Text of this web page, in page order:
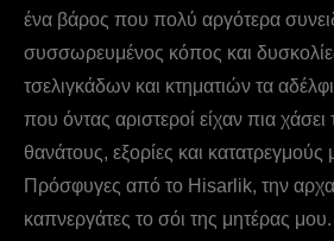
ένα βάρος που πολύ αργότερα
συσσωρευμένος κόπος και
τσελιγκάδων και κτηματιών τα
που όντας αριστεροί είχαν πια
θανάτους, εξορίες και κατατρεγμούς
Πρόσφυγες από το Hisarlik, την
καπνεργάτες το σόι της μητέρας